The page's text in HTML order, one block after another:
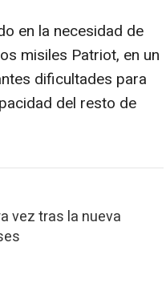
en la necesidad de
misiles Patriot, en un
dificultades para
del resto de
vez tras la nueva